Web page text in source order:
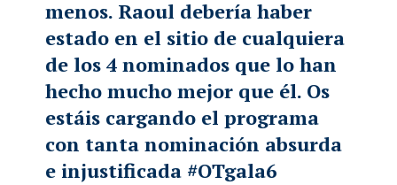
menos. Raoul debería haber
estado en el sitio de cualquiera
de los 4 nominados que lo han
hecho mucho mejor que él. Os
estáis cargando el programa
con tanta nominación absurda
e injustificada #OTgala6